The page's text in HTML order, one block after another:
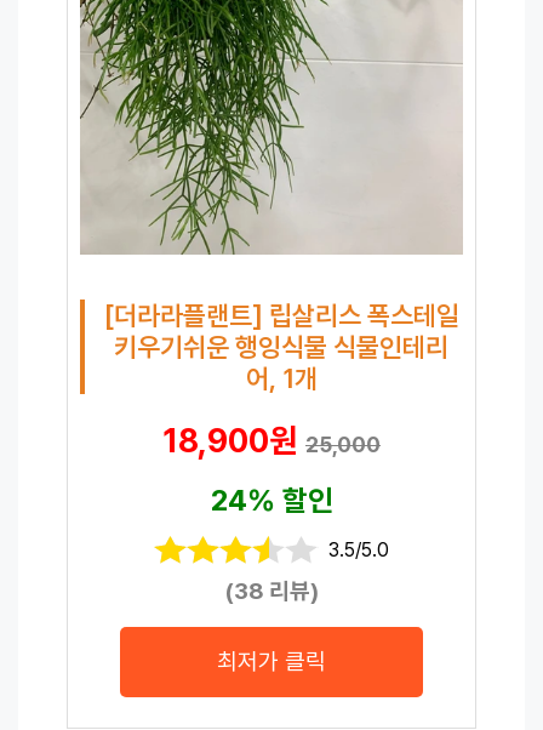
[더라라플랜트] 립살리스 폭스테일
키우기쉬운 행잉식물 식물인테리
어, 1개
18,900원 25,000
24% 할인
3.5/5.0
(38 리뷰)
최저가 클릭